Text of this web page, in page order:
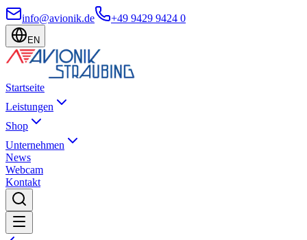
info@avionik.de +49 9429 9424 0
EN
Startseite
Leistungen
Shop
Unternehmen
News
Webcam
Kontakt